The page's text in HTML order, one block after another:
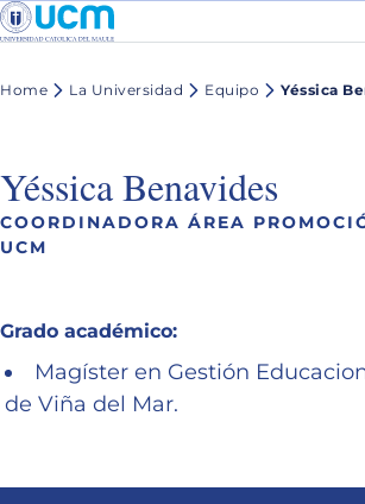
Home La Universidad Equipo Yéssica
Yéssica Benavides
COORDINADORA ÁREA
UCM
Grado académico:
Magíster en Gestión
de Viña del Mar.